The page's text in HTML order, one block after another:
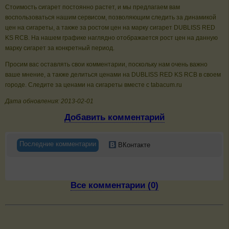
Стоимость сигарет постоянно растет, и мы предлагаем вам
воспользоваться нашим сервисом, позволяющим следить за динамикой
цен на сигареты, а также за ростом цен на марку сигарет DUBLISS RED
KS RCB. На нашем графике наглядно отображается рост цен на данную
марку сигарет за конкретный период.
Просим вас оставлять свои комментарии, поскольку нам очень важно
ваше мнение, а также делиться ценами на DUBLISS RED KS RCB в своем
городе. Следите за ценами на сигареты вместе с tabacum.ru
Дата обновления: 2013-02-01
Добавить комментарий
Последние комментарии ВКонтакте
Все комментарии (0)